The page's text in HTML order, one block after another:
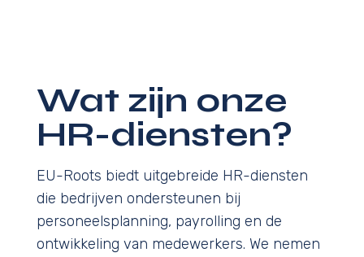
Wat zijn onze
HR-diensten?
EU-Roots biedt uitgebreide HR-diensten
die bedrijven ondersteunen bij
personeelsplanning, payrolling en de
ontwikkeling van medewerkers. We nemen